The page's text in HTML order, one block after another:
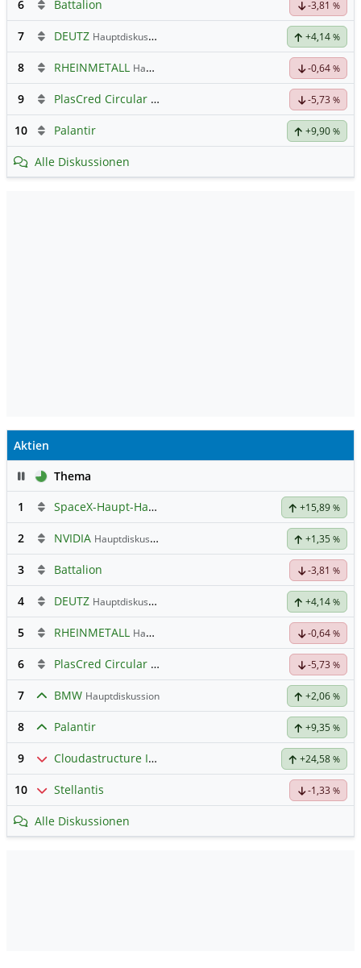
6 Battalion -3,81 %
7 DEUTZ Hauptdiskussion +4,14 %
8 RHEINMETALL Hauptdiskussion -0,64 %
9 PlasCred Circular Innovations -5,73 %
10 Palantir +9,90 %
Alle Diskussionen
Aktien
PauseThema
1
SpaceX-Haupt-Hauptforum +15,89 %
2 NVIDIA Hauptdiskussion +1,35 %
3 Battalion -3,81 %
4 DEUTZ Hauptdiskussion +4,14 %
5 RHEINMETALL Hauptdiskussion -0,64 %
6 PlasCred Circular Innovations -5,73 %
7 BMW Hauptdiskussion +2,06 %
8 Palantir +9,35 %
9 Cloudastructure Inc Registered Shs-A- Hauptdiskussion
+24,58 %
10 Stellantis -1,33 %
Alle Diskussionen